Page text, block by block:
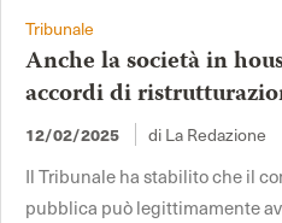
Tribunale
Anche la società in
accordi di
12/02/2025 di La Redazione
Il Tribunale ha stabilito che il
pubblica può legittimamente